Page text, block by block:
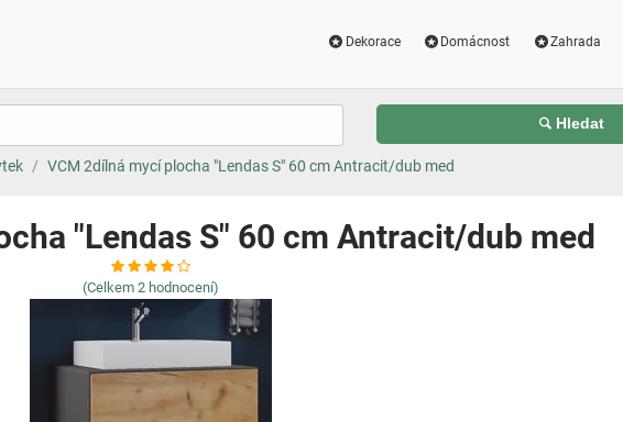
Dekorace Domácnost Zahrada
Hledat
VCM 2dílná mycí plocha "Lendas S" 60 cm Antracit/dub med
"Lendas S" 60 cm Antracit/dub med
(Celkem 2 hodnocení)